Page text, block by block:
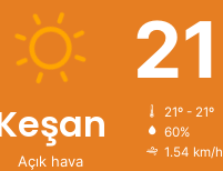
Açık hava
21
21º - 21º
60%
1.54 km/h